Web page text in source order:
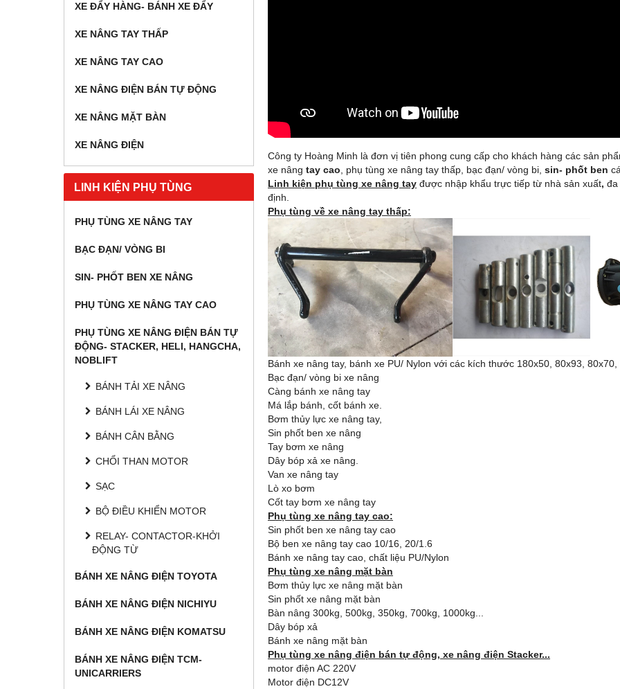
XE ĐẨY HÀNG- BÁNH XE ĐẨY
XE NÂNG TAY THẤP
XE NÂNG TAY CAO
XE NÂNG ĐIỆN BÁN TỰ ĐỘNG
XE NÂNG MẶT BÀN
XE NÂNG ĐIỆN
LINH KIỆN PHỤ TÙNG
PHỤ TÙNG XE NÂNG TAY
BẠC ĐẠN/ VÒNG BI
SIN- PHỐT BEN XE NÂNG
PHỤ TÙNG XE NÂNG TAY CAO
PHỤ TÙNG XE NÂNG ĐIỆN BÁN TỰ
ĐỘNG- STACKER, HELI, HANGCHA,
NOBLIFT
BÁNH TẢI XE NÂNG
BÁNH LÁI XE NÂNG
BÁNH CÂN BẰNG
CHỔI THAN MOTOR
SẠC
BỘ ĐIỀU KHIỂN MOTOR
RELAY- CONTACTOR-KHỞI
ĐỘNG TỪ
BÁNH XE NÂNG ĐIỆN TOYOTA
BÁNH XE NÂNG ĐIỆN NICHIYU
BÁNH XE NÂNG ĐIỆN KOMATSU
BÁNH XE NÂNG ĐIỆN TCM-
UNICARRIERS
Công ty Hoàng Minh là đơn vị tiên phong cung cấp cho khách hàng các sản
xe nâng tay cao , phụ tùng xe nâng tay thấp, bạc đạn/ vòng bi, sin- phốt ben
Linh kiện phụ tùng xe nâng tay được nhập khẩu trực tiếp từ nhà sản xuất, đa
định.
Phụ tùng về xe nâng tay thấp:
Bánh xe nâng tay, bánh xe PU/ Nylon với các kích thước 180x50, 80x93,
Bạc đạn/ vòng bi xe nâng
Càng bánh xe nâng tay
Má lắp bánh, cốt bánh xe.
Bơm thủy lực xe nâng tay,
Sin phốt ben xe nâng
Tay bơm xe nâng
Dây bóp xả xe nâng.
Van xe nâng tay
Lò xo bơm
Cốt tay bơm xe nâng tay
Phụ tùng xe nâng tay cao:
Sin phốt ben xe nâng tay cao
Bộ ben xe nâng tay cao 10/16, 20/1.6
Bánh xe nâng tay cao, chất liệu PU/Nylon
Phụ tùng xe nâng mặt bàn
Bơm thủy lực xe nâng mặt bàn
Sin phốt xe nâng mặt bàn
Bàn nâng 300kg, 500kg, 350kg, 700kg, 1000kg...
Dây bóp xả
Bánh xe nâng mặt bàn
Phụ tùng xe nâng điện bán tự động, xe nâng điện Stacker...
motor điện AC 220V
Motor điện DC12V